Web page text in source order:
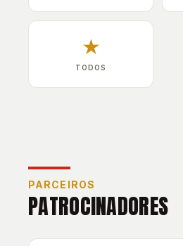
★
TODOS
PARCEIROS
PATROCINADORES